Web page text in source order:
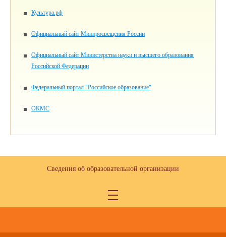
Культура.рф
Официальный сайт Минпросвещения России
Официальный сайт Министерства науки и высшего образования
Российской Федерации
Федеральный портал "Российское образование"
ОКМС
Сведения об образовательной организации